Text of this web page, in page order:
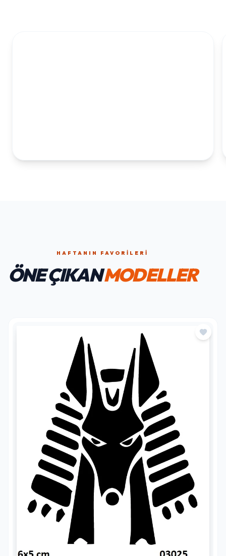
HAFTANIN FAVORILERI
ÖNE ÇIKANMODELLER